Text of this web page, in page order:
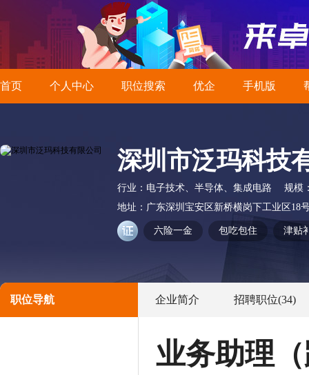
首页 个人中心 职位搜索 优企 手机版
深圳市泛玛科技
行业： 电子技术、半导体、集成电路
规模
地址： 广东深圳宝安区新桥横岗下工业区18
六险一金 包吃包住 津贴
职位导航 企业简介 招聘职位(34)
业务助理